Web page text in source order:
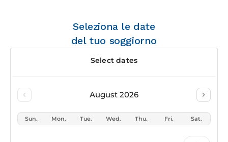
Seleziona le date
del tuo soggiorno